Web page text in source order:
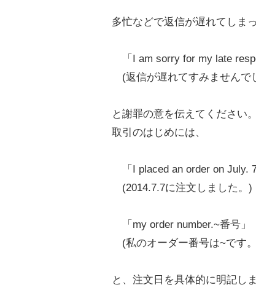
多忙などで返信が遅れてしま
「I am sorry for my late
(返信が遅れてすみませんで
と謝罪の意を伝えてください。
取引のはじめには、
「I placed an order on July.
(2014.7.7に注文しました。)
「my order number.~番号」
(私のオーダー番号は~です
と、注文日を具体的に明記し